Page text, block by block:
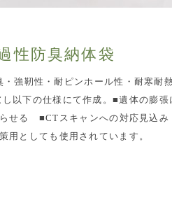
性防臭納体袋
強靭性・耐ピンホール性・耐寒耐
以下の仕様にて作成。■遺体の膨
せる ■CTスキャンへの対応見込
用としても使用されています。